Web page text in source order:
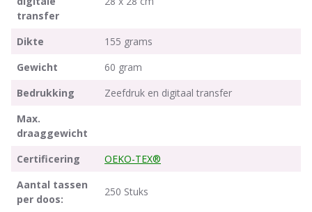
transfer
Dikte
155 grams
Gewicht
60 gram
Bedrukking
Zeefdruk en digitaal transfer
Max.
draaggewicht
Certificering
OEKO-TEX®
Aantal tassen
per doos:
250 Stuks